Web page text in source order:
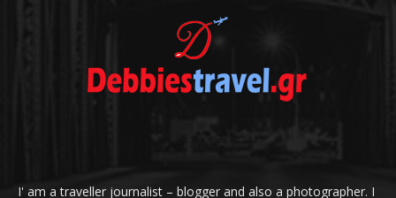
I' am a traveller journalist – blogger and also a photographer. I